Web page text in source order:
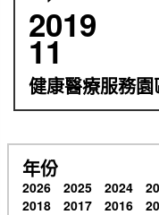
2019
11
健康醫療服務
年份
2026 2025 2024
2018
2017 2016